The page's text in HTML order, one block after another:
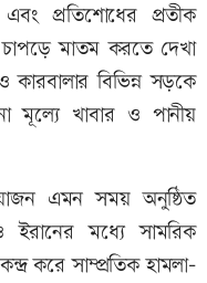
প্রতিশোধের প্রতীক
মাতম করতে দেখা
বিভিন্ন সড়কে
মূল্যে খাবার ও পানীয়
এমন সময় অনুষ্ঠিত
মধ্যে সামরিক
করে সাম্প্রতিক হামলা-